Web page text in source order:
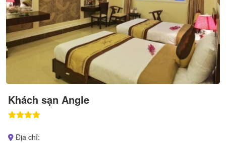
Khách sạn Angle
Địa chỉ: